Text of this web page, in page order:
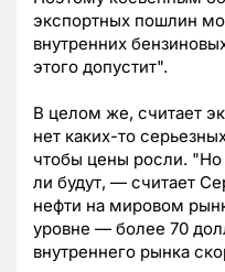
экспортных пошлин
внутренних
этого допустит".
В целом же, считает
нет каких-то
чтобы цены росли.
ли будут, — считает
нефти на мировом
уровне — более 70
внутреннего рынка